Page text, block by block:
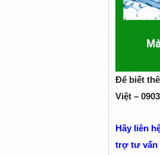
Để biết
Việt –
Hãy liên
trợ tư vấn